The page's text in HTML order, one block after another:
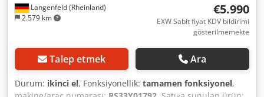
Langenfeld (Rheinland)
2.579 km
€5.990
EXW Sabit fiyat KDV bildirimi
gösterilmemekte
Talep etmek Ara
Durum: ikinci el, Fonksiyonellik: tamamen fonksiyonel,